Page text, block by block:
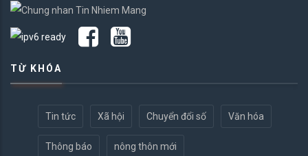
TỪ KHÓA
Tin tức Xã hội Chuyển đổi số Văn hóa
Thông báo nông thôn mới